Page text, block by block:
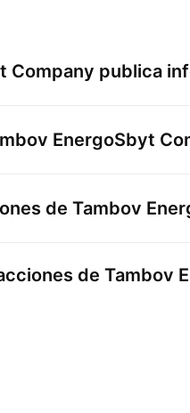
Company publica
EnergoSbyt
de Tambov
de Tambov